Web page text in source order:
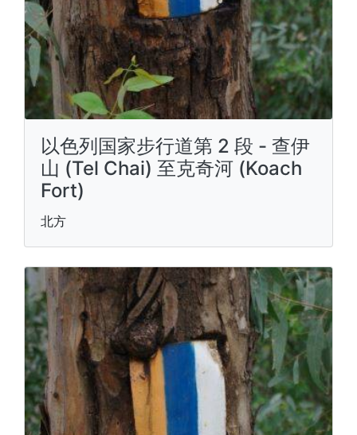
以色列国家步行道第 2 段 - 查伊
山 (Tel Chai) 至克奇河 (Koach
Fort)
北方